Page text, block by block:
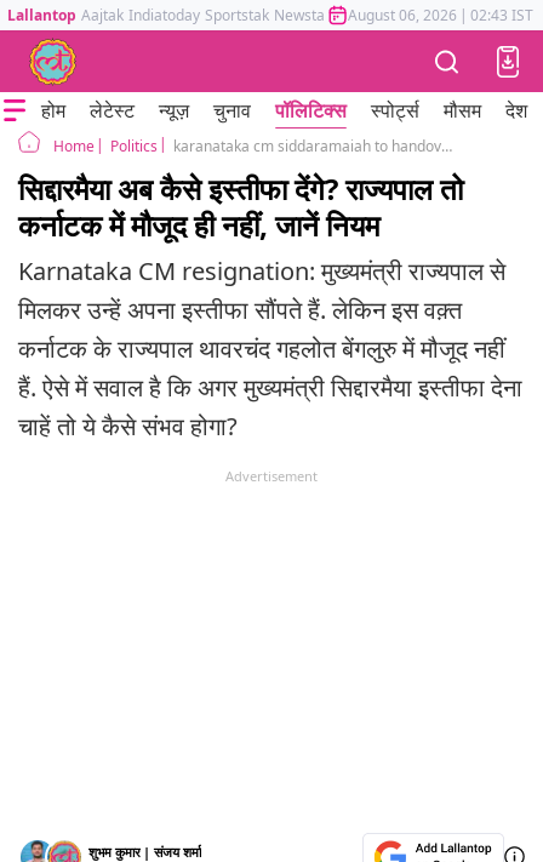
Lallantop Aajtak Indiatoday Sportstak Newstak Mumbai Tak Astrotak
August 06, 2026 | 02:43 IST
होम लेटेस्ट न्यूज़ चुनाव पॉलिटिक्स स्पोर्ट्स मौसम देश
Home Politics karanataka cm siddaramaiah to handover resignation governor not in state what are the rules
सिद्दारमैया अब कैसे इस्तीफा देंगे? राज्यपाल तो
कर्नाटक में मौजूद ही नहीं, जानें नियम
Karnataka CM resignation: मुख्यमंत्री राज्यपाल से
मिलकर उन्हें अपना इस्तीफा सौंपते हैं. लेकिन इस वक़्त
कर्नाटक के राज्यपाल थावरचंद गहलोत बेंगलुरु में मौजूद नहीं
हैं. ऐसे में सवाल है कि अगर मुख्यमंत्री सिद्दारमैया इस्तीफा देना
चाहें तो ये कैसे संभव होगा?
Advertisement
शुभम कुमार | संजय शर्मा